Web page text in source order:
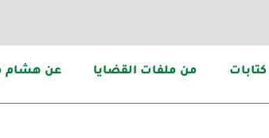
كتابات من ملفات القضايا عن هشام